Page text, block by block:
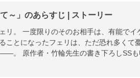
～」のあらすじ | ストーリー
リ。 一度限りのそのお相手は、有能でイ
ことになったフェリは、ただ恐れ多くて
。 原作者・竹輪先生の書き下ろしSSも